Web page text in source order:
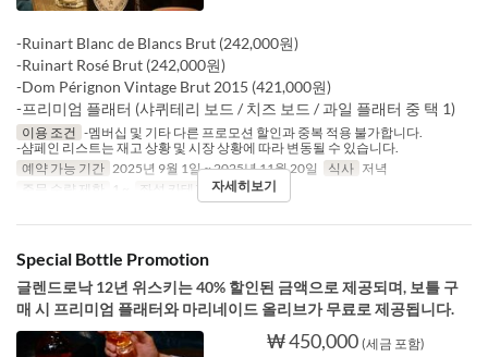
-Ruinart Blanc de Blancs Brut (242,000원)
-Ruinart Rosé Brut (242,000원)
-Dom Pérignon Vintage Brut 2015 (421,000원)
-프리미엄 플래터 (샤퀴테리 보드 / 치즈 보드 / 과일 플래터 중 택 1)
이용 조건 -멤버십 및 기타 다른 프로모션 할인과 중복 적용 불가합니다.
-샴페인 리스트는 재고 상황 및 시장 상황에 따라 변동될 수 있습니다.
예약 가능 기간 2025년 9월 1일 ~ 2025년 11월 20일 식사 저녁
주문 수량 제한
1 ~ 좌석 카테고리 Charles H.
자세히보기
Special Bottle Promotion
글렌드로낙 12년 위스키는 40% 할인된 금액으로 제공되며, 보틀 구
매 시 프리미엄 플래터와 마리네이드 올리브가 무료로 제공됩니다.
₩ 450,000 (세금 포함)